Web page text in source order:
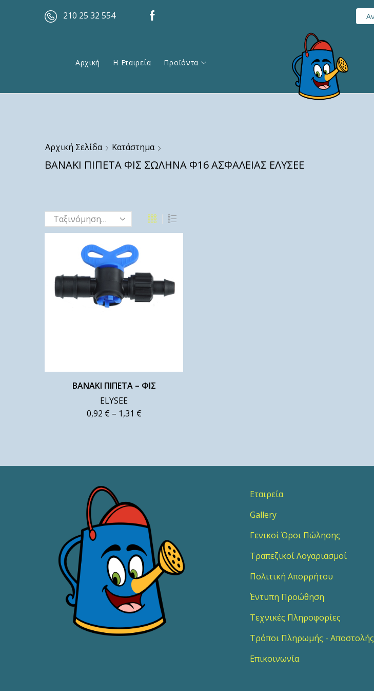
210 25 32 554
Αρχική Η Εταιρεία Προϊόντα
Αρχική Σελίδα Κατάστημα
ΒΑΝΑΚΙ ΠΙΠΕΤΑ ΦΙΣ ΣΩΛΗΝΑ Φ16 ΑΣΦΑΛΕΙΑΣ ΕΛΥΣΕΕ
ΒΑΝΑΚΙ ΠΙΠΕΤΑ – ΦΙΣ
ELYSEE
0,92 € – 1,31 €
Εταιρεία
Gallery
Γενικοί Όροι Πώλησης
Τραπεζικοί Λογαριασμοί
Πολιτική Απορρήτου
Έντυπη Προώθηση
Τεχνικές Πληροφορίες
Τρόποι Πληρωμής - Αποστολής
Επικοινωνία